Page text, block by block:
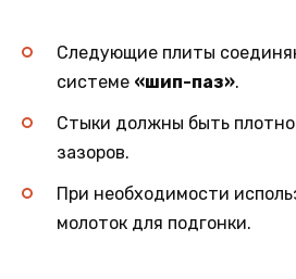
Следующие плиты
системе «шип-паз».
Стыки должны быть
зазоров.
При необходимости
молоток для подгонки.